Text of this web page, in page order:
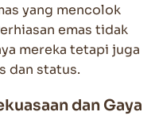
yang mencolok
emas tidak
mereka tetapi juga
dan status.
dan Gaya